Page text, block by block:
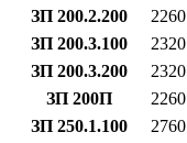
ЗП 200.2.200 2260
ЗП 200.3.100 2320
ЗП 200.3.200 2320
ЗП 200П 2260
ЗП 250.1.100 2760